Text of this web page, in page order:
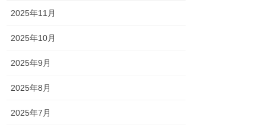
2025年11月
2025年10月
2025年9月
2025年8月
2025年7月